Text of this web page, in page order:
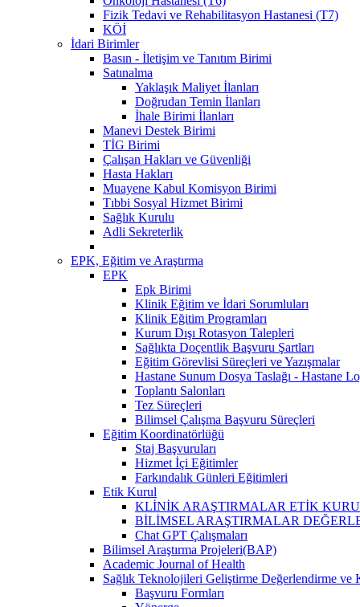
Fizik Tedavi ve Rehabilitasyon Hastanesi (T7)
KÖİ
İdari Birimler
Basın - İletişim ve Tanıtım Birimi
Satınalma
Yaklaşık Maliyet İlanları
Doğrudan Temin İlanları
İhale Birimi İlanları
Manevi Destek Birimi
TİG Birimi
Çalışan Hakları ve Güvenliği
Hasta Hakları
Muayene Kabul Komisyon Birimi
Tıbbi Sosyal Hizmet Birimi
Sağlık Kurulu
Adli Sekreterlik
EPK, Eğitim ve Araştırma
EPK
Epk Birimi
Klinik Eğitim ve İdari Sorumluları
Klinik Eğitim Programları
Kurum Dışı Rotasyon Talepleri
Sağlıkta Doçentlik Başvuru Şartları
Eğitim Görevlisi Süreçleri ve Yazışmalar
Hastane Sunum Dosya Taslağı - Hastane
Toplantı Salonları
Tez Süreçleri
Bilimsel Çalışma Başvuru Süreçleri
Eğitim Koordinatörlüğü
Staj Başvuruları
Hizmet İçi Eğitimler
Farkındalık Günleri Eğitimleri
Etik Kurul
KLİNİK ARAŞTIRMALAR ETİK KURUL
BİLİMSEL ARAŞTIRMALAR
Chat GPT Çalışmaları
Bilimsel Araştırma Projeleri(BAP)
Academic Journal of Health
Sağlık Teknolojileri Geliştirme Değerlendirme ve
Başvuru Formları